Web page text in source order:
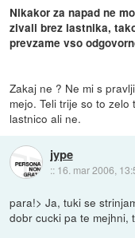
Nikakor za napad ne
zivali brez lastnika,
prevzame vso
Zakaj ne ? Ne mi s
mejo. Teli trije so to
lastnico ali ne.
jype
:: 16. mar 2006,
para!> Ja, tuki se
dobr cucki pa te mejhni,